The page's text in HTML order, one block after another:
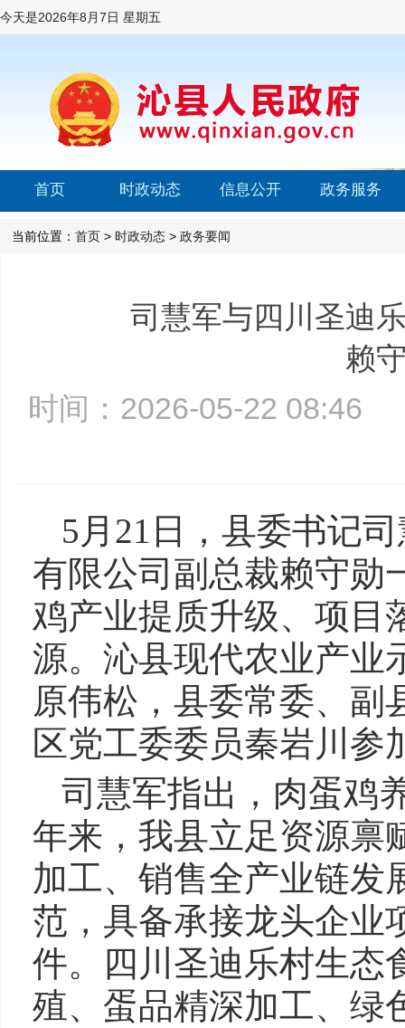
今天是2026年8月7日 星期五
首页 时政动态 信息公开 政务服务
当前位置： 首页 > 时政动态 > 政务要闻
司慧军与四川圣迪
赖
时间：2026-05-22
5月21日，县委书记
有限公司副总裁赖守勋
鸡产业提质升级、项目
源。沁县现代农业产业
原伟松，县委常委、副
区党工委委员秦岩川参
司慧军指出，肉蛋鸡
年来，我县立足资源禀
加工、销售全产业链发
范，具备承接龙头企业
件。四川圣迪乐村生态
殖、蛋品精深加工、绿